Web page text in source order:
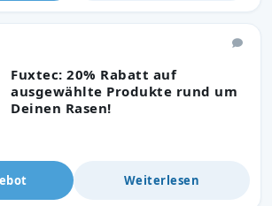
Fuxtec: 20% Rabatt auf
ausgewählte Produkte rund um
Deinen Rasen!
Weiterlesen